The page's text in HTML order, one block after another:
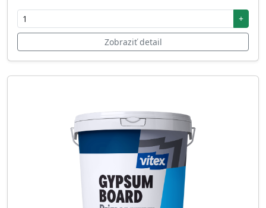
+
Zobraziť detail